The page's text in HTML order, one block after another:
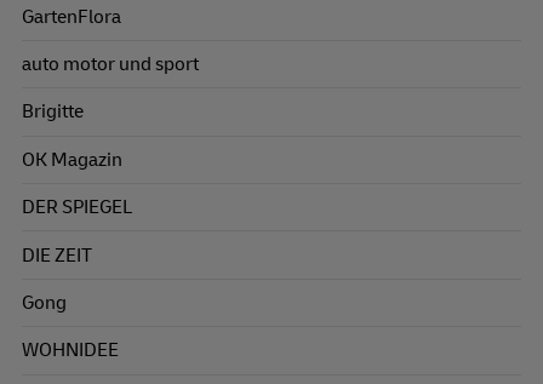
GartenFlora
auto motor und sport
Brigitte
OK Magazin
DER SPIEGEL
DIE ZEIT
Gong
WOHNIDEE